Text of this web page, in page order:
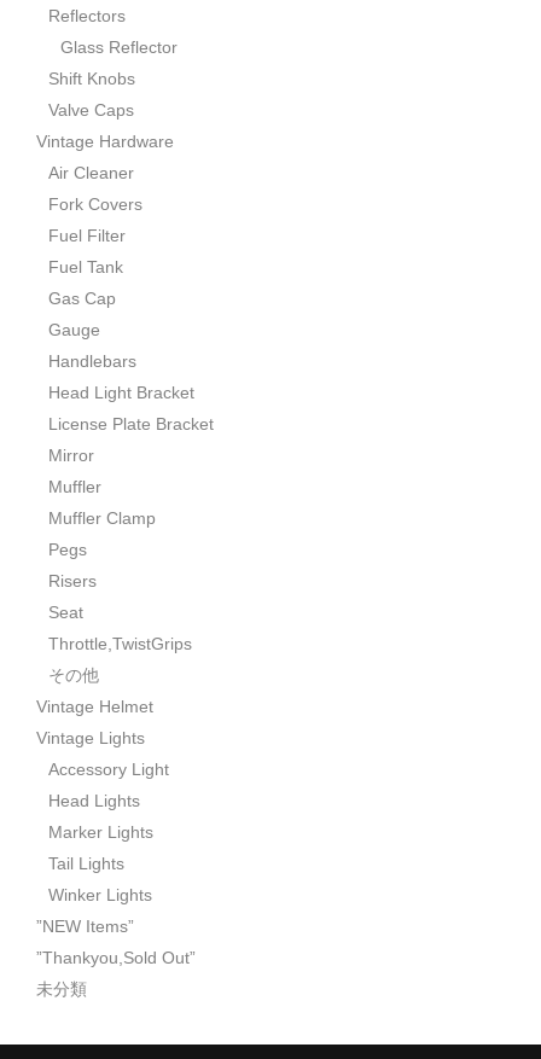
Reflectors
Glass Reflector
Shift Knobs
Valve Caps
Vintage Hardware
Air Cleaner
Fork Covers
Fuel Filter
Fuel Tank
Gas Cap
Gauge
Handlebars
Head Light Bracket
License Plate Bracket
Mirror
Muffler
Muffler Clamp
Pegs
Risers
Seat
Throttle,TwistGrips
その他
Vintage Helmet
Vintage Lights
Accessory Light
Head Lights
Marker Lights
Tail Lights
Winker Lights
”NEW Items”
”Thankyou,Sold Out”
未分類